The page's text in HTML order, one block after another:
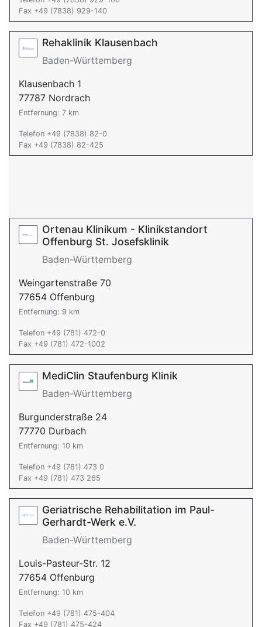
Fax +49 (7838) 929-140
Rehaklinik Klausenbach
Baden-Württemberg
Klausenbach 1
77787 Nordrach
Entfernung: 7 km
Telefon +49 (7838) 82-0
Fax +49 (7838) 82-425
Ortenau Klinikum - Klinikstandort
Offenburg St. Josefsklinik
Baden-Württemberg
Weingartenstraße 70
77654 Offenburg
Entfernung: 9 km
Telefon +49 (781) 472-0
Fax +49 (781) 472-1002
MediClin Staufenburg Klinik
Baden-Württemberg
Burgunderstraße 24
77770 Durbach
Entfernung: 10 km
Telefon +49 (781) 473 0
Fax +49 (781) 473 265
Geriatrische Rehabilitation im Paul-
Gerhardt-Werk e.V.
Baden-Württemberg
Louis-Pasteur-Str. 12
77654 Offenburg
Entfernung: 10 km
Telefon +49 (781) 475-404
Fax +49 (781) 475-424